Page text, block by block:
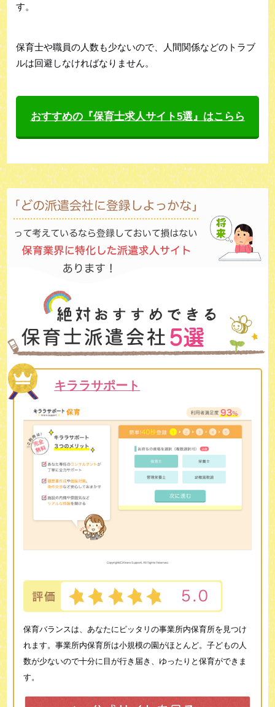
す。
保育士や職員の人数も少ないので、人間関係などのトラブ
ルは回避しなければなりません。
おすすめの『保育士求人サイト5選』はこらら
キララサポート
保育バランスは、あなたにピッタリの事業所内保育所を見つけ
れます。事業所内保育所は小規模の園がほとんど。子どもの人
数が少ないので十分に目が行き届き、ゆったりと保育ができま
す。